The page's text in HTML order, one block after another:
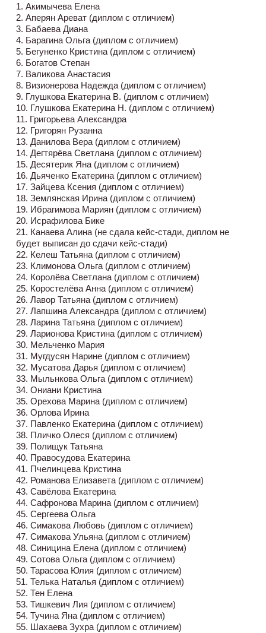
1. Акимычева Елена
2. Аперян Ареват (диплом с отличием)
3. Бабаева Диана
4. Барагина Ольга (диплом с отличием)
5. Бегуненко Кристина (диплом с отличием)
6. Богатов Степан
7. Валикова Анастасия
8. Визионерова Надежда (диплом с отличием)
9. Глушкова Екатерина В. (диплом с отличием)
10. Глушкова Екатерина Н. (диплом с отличием)
11. Григорьева Александра
12. Григорян Рузанна
13. Данилова Вера (диплом с отличием)
14. Дегтярёва Светлана (диплом с отличием)
15. Десятерик Яна (диплом с отличием)
16. Дьяченко Екатерина (диплом с отличием)
17. Зайцева Ксения (диплом с отличием)
18. Землянская Ирина (диплом с отличием)
19. Ибрагимова Мариян (диплом с отличием)
20. Исрафилова Бике
21. Канаева Алина (не сдала кейс-стади, диплом не
будет выписан до сдачи кейс-стади)
22. Келеш Татьяна (диплом с отличием)
23. Климонова Ольга (диплом с отличием)
24. Королёва Светлана (диплом с отличием)
25. Коростелёва Анна (диплом с отличием)
26. Лавор Татьяна (диплом с отличием)
27. Лапшина Александра (диплом с отличием)
28. Ларина Татьяна (диплом с отличием)
29. Ларионова Кристина (диплом с отличием)
30. Мельченко Мария
31. Мугдусян Нарине (диплом с отличием)
32. Мусатова Дарья (диплом с отличием)
33. Мыльнкова Ольга (диплом с отличием)
34. Ониани Кристина
35. Орехова Марина (диплом с отличием)
36. Орлова Ирина
37. Павленко Екатерина (диплом с отличием)
38. Пличко Олеся (диплом с отличием)
39. Полищук Татьяна
40. Правосудова Екатерина
41. Пчелинцева Кристина
42. Романова Елизавета (диплом с отличием)
43. Савёлова Екатерина
44. Сафронова Марина (диплом с отличием)
45. Сергеева Ольга
46. Симакова Любовь (диплом с отличием)
47. Симакова Ульяна (диплом с отличием)
48. Синицина Елена (диплом с отличием)
49. Сотова Ольга (диплом с отличием)
50. Тарасова Юлия (диплом с отличием)
51. Телька Наталья (диплом с отличием)
52. Тен Елена
53. Тишкевич Лия (диплом с отличием)
54. Тучина Яна (диплом с отличием)
55. Шахаева Зухра (диплом с отличием)